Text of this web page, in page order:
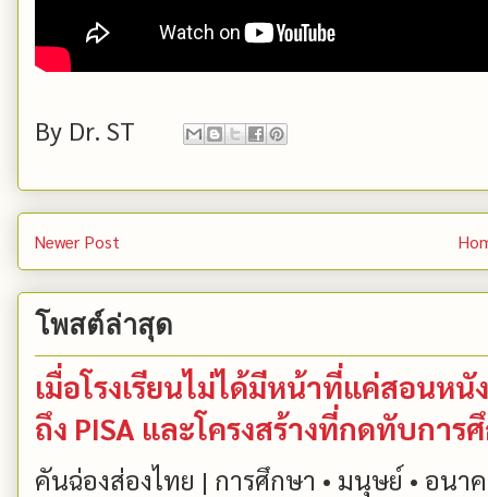
By Dr. ST
Newer Post
โพสต์ล่าสุด
เมื่อโรงเรียนไม่ได้มีหน้าที่แค่สอนหนั
ถึง PISA และโครงสร้างที่กดทับการ
คันฉ่องส่องไทย | การศึกษา • มนุษย์ • อนา